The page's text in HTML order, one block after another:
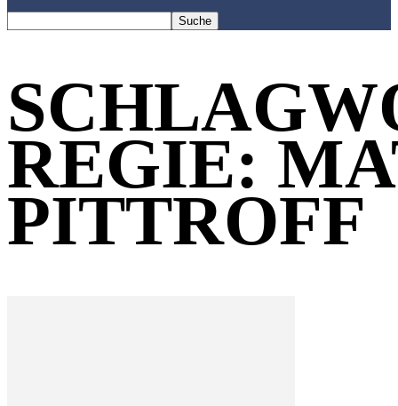
REGIE:
PITTROFF